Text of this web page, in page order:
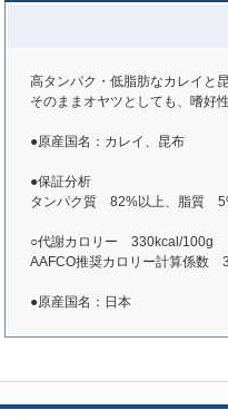
高タンパク・低脂肪なカレイと
そのままオヤツとしても、嗜好
●原産国名：カレイ、昆布
●保証分析
タンパク質 82%以上、脂質
○代謝カロリー 330kcal/100g
AAFCO推奨カロリー計算係数
●原産国名：日本